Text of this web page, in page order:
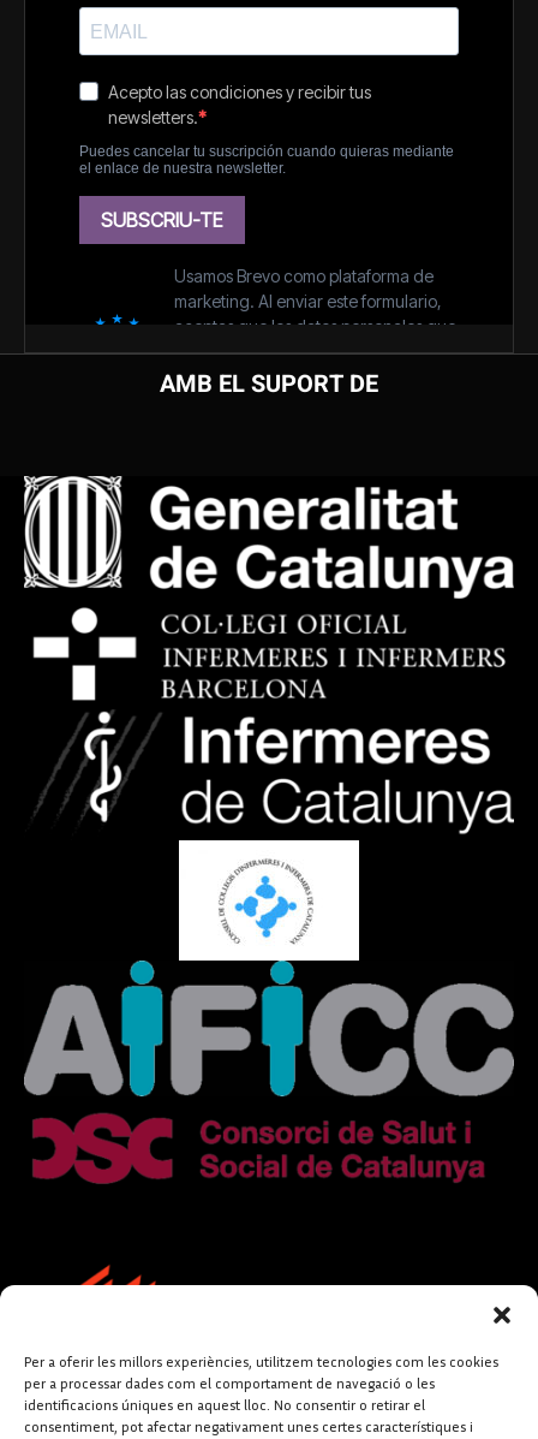
Per a oferir les millors experiències, utilitzem tecnologies com les cookies
per a processar dades com el comportament de navegació o les
identificacions úniques en aquest lloc. No consentir o retirar el
consentiment, pot afectar negativament unes certes característiques i
AMB EL SUPORT DE